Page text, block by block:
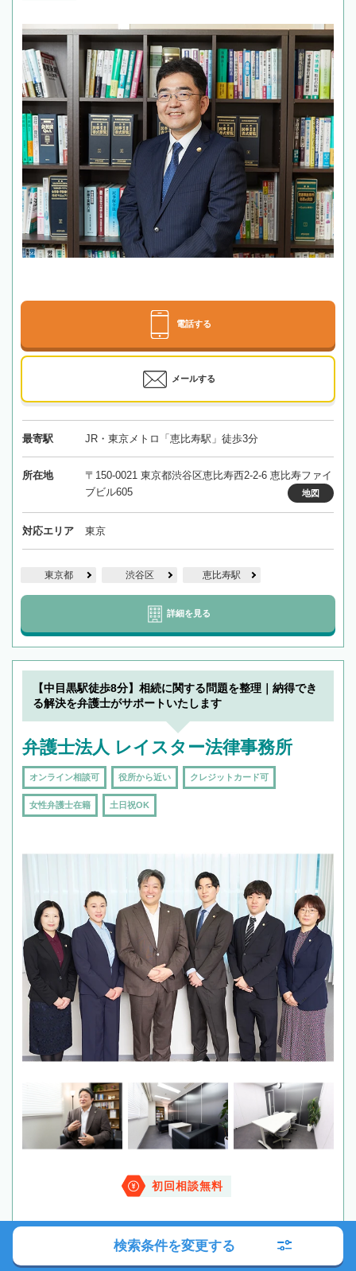
電話する
メールする
最寄駅 JR・東京メトロ「恵比寿駅」徒歩3分
所在地
〒150-0021 東京都渋谷区恵比寿西2-2-6 恵比寿ファイ
ブビル605
地図
対応エリア 東京
東京都 渋谷区 恵比寿駅
詳細を見る
【中目黒駅徒歩8分】相続に関する問題を整理｜納得でき
る解決を弁護士がサポートいたします
弁護士法人 レイスター法律事務所
オンライン相談可 役所から近い クレジットカード可
女性弁護士在籍 土日祝OK
初回相談無料
電話する
検索条件を変更する